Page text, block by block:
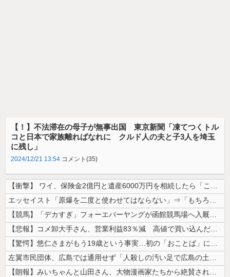
【！】不法滞在の母子が無事出国 東京新聞「凍てつくトル
コと日本で家族離ればなれに クルド人の夫と子3人を埼玉
に残し」
2024/12/21 13:54 コメント(35)
【衝撃】 ワイ、保険金2億円と遺産6000万円を相続したら「こう」なっ...
エッセイスト「原爆を二度と使わせてはならない」⇒「もちろん中国の核も非...
【競馬】「デカすぎ」フォーエバーヤングが函館競馬場へ入厩 573キロ ...
【悲報】コメ卸大手さん、営業利益83％減 高値で買い込んだ米が売れず「...
【驚愕】悠仁さまがもう19歳という事実…初の「おことば」にネット民驚嘆
左翼市民団体、広島では通用せず「人殺しの汚い足で広島の土を踏むな！」→...
【朗報】みいちゃんと山田さん、大物漫画家たちから絶賛されるｗｗｗｗ